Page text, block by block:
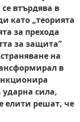
втърдява в
като „теорията
за прехода
за защита”
на
в
сила,
елити решат, че